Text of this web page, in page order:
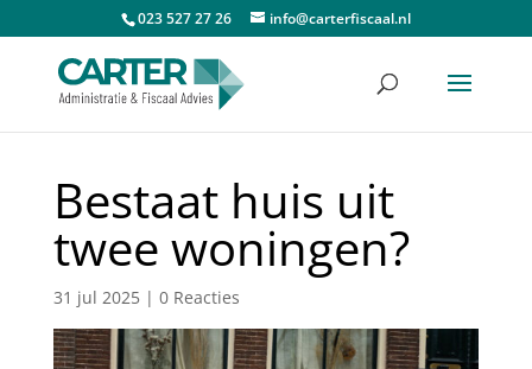
023 527 27 26 info@carterfiscaal.nl
Bestaat huis uit
twee woningen?
31 jul 2025| 0 Reacties